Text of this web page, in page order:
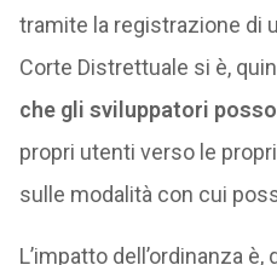
tramite la registrazione di
Corte Distrettuale si è,
che gli sviluppatori
propri utenti verso le
sulle modalità con cui
L’impatto dell’ordinanza